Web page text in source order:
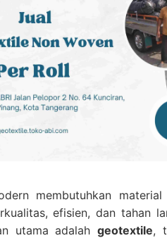
membutuhkan
efisien, dan tahan
utama adalahgeotextile,